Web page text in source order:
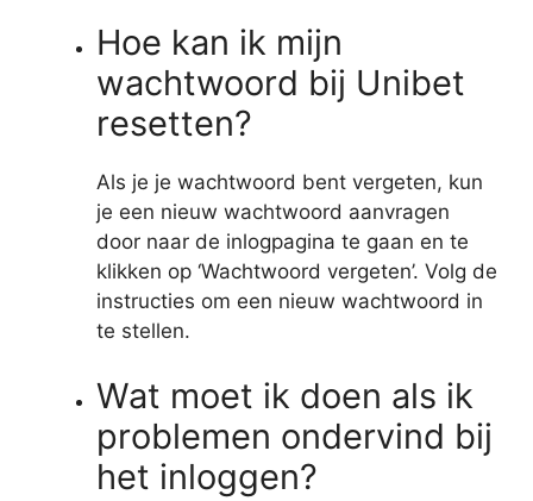
Hoe kan ik mijn
wachtwoord bij Unibet
resetten?
Als je je wachtwoord bent vergeten, kun
je een nieuw wachtwoord aanvragen
door naar de inlogpagina te gaan en te
klikken op ‘Wachtwoord vergeten’. Volg de
instructies om een nieuw wachtwoord in
te stellen.
Wat moet ik doen als ik
problemen ondervind bij
het inloggen?